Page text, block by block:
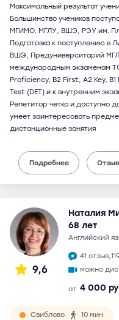
Максимальный результат
Большинство учеников
МГИМО, МГЛУ, ВШЭ, РЭУ им.
Подготовка к поступлению в
ВШЭ, Предуниверситарий
международным экзаменам
Proficiency, B2 First, A2 Key,
Test (DET) и к внутренним
Репетитор четко и доступно
умеет заинтересовать
дистанционные занятия
Подробнее
9,6
Наталия
68 лет
английский
41 отзыв,
можно
от 4 000
Свиблово 10 мин